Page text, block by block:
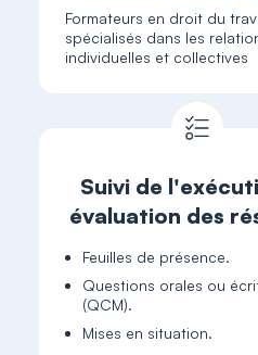
Formateurs en droit du
spécialisés dans les
individuelles et collectives
Suivi de
évaluation des
Feuilles de présence.
Questions orales ou
(QCM).
Mises en situation.